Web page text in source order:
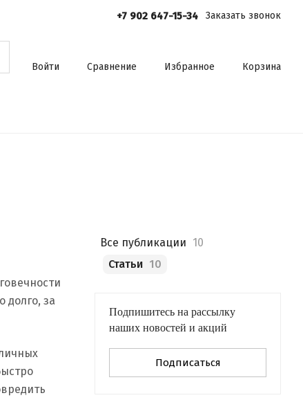
+7 902 647-15-34 Заказать звонок
Войти Сравнение Избранное Корзина
долго, за
Все публикации 10
Статьи 10
Подпишитесь на рассылку
наших новостей и акций
Подписаться